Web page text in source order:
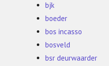
bjk
boeder
bos incasso
bosveld
bsr deurwaarder